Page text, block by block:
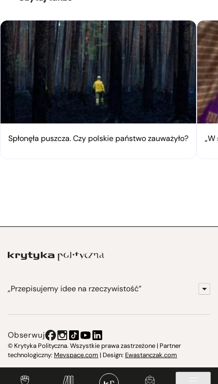
Spłonęła puszcza. Czy polskie państwo zauważyło?
„Przepisujemy idee na rzeczywistość”
Instytut Krytyki Politycznej
Obserwuj
© Krytyka Polityczna. Wszystkie prawa zastrzeżone | Partner
technologiczny: Mevspace.com | Design: Ewastanczak.com